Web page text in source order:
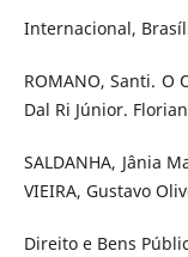
Internacional,
ROMANO, Santi. O
Dal Ri Júnior.
SALDANHA, Jânia
VIEIRA, Gustavo
Direito e Bens